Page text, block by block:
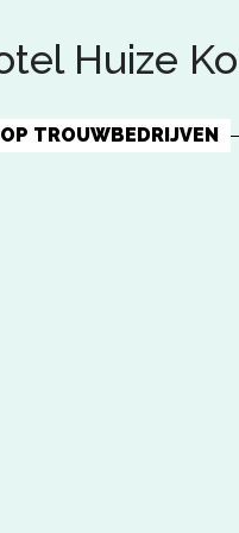
Huize
TROUWBEDRIJVEN